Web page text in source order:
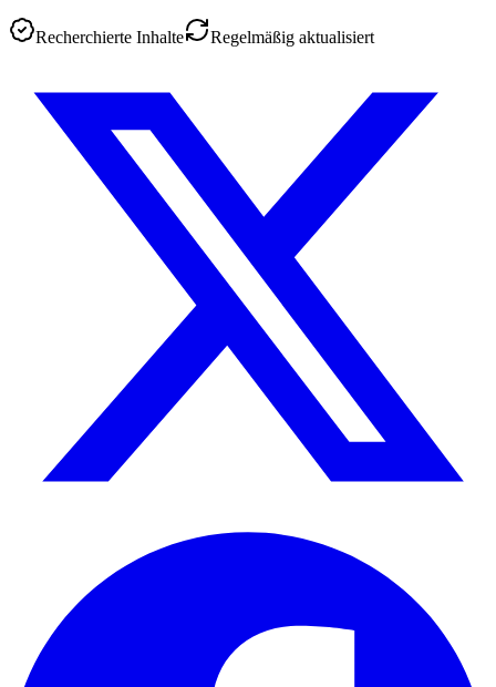
Recherchierte Inhalte Regelmäßig aktualisiert